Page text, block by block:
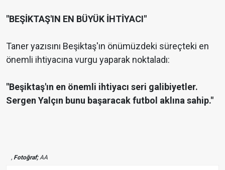
"BEŞİKTAŞ'IN EN BÜYÜK İHTİYACI"
Taner yazısını Beşiktaş'ın önümüzdeki süreçteki en
önemli ihtiyacına vurgu yaparak noktaladı:
"Beşiktaş'ın en önemli ihtiyacı seri galibiyetler.
Sergen Yalçın bunu başaracak futbol aklına sahip."
, Fotoğraf;AA